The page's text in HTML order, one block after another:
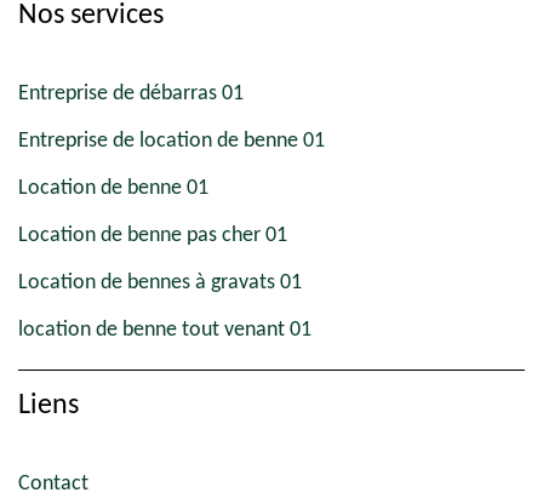
Nos services
Entreprise de débarras 01
Entreprise de location de benne 01
Location de benne 01
Location de benne pas cher 01
Location de bennes à gravats 01
location de benne tout venant 01
Liens
Contact